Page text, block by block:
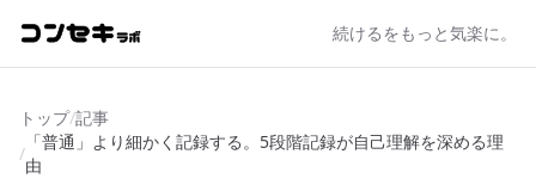
続けるをもっと気楽に。
トップ/記事
/
「普通」より細かく記録する。5段階記録が自己理解を深める理
由